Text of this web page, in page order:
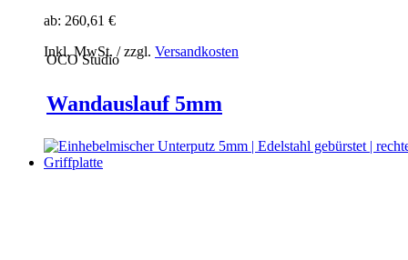
ab: 260,61 €
Inkl. MwSt. / zzgl. Versandkosten
OCO Studio
Wandauslauf 5mm